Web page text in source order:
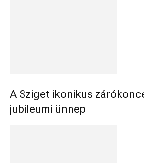
A Sziget ikonikus
jubileumi ünnep